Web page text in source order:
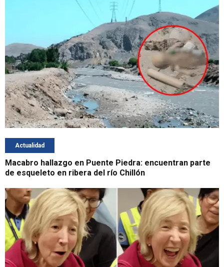
Actualidad
Macabro hallazgo en Puente Piedra: encuentran parte
de esqueleto en ribera del río Chillón